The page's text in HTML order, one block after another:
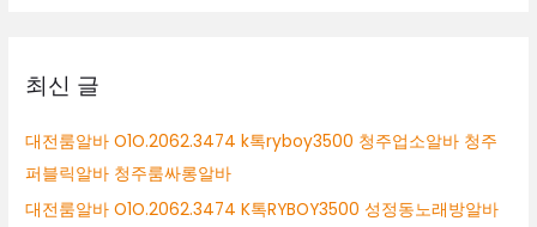
최신 글
대전룸알바 O1O.2062.3474 k톡ryboy3500 청주업소알바 청주
퍼블릭알바 청주룸싸롱알바
대전룸알바 O1O.2062.3474 K톡RYBOY3500 성정동노래방알바